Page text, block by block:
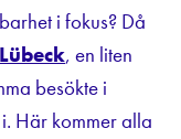
i fokus? Då
Lübeck, en liten
besökte i
Här kommer alla